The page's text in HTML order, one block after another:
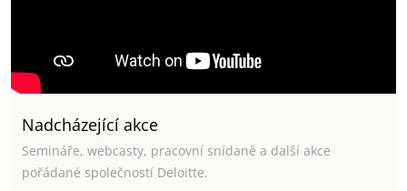
Nadcházející akce
Semináře, webcasty, pracovní snídaně a další akce
pořádané společností Deloitte.